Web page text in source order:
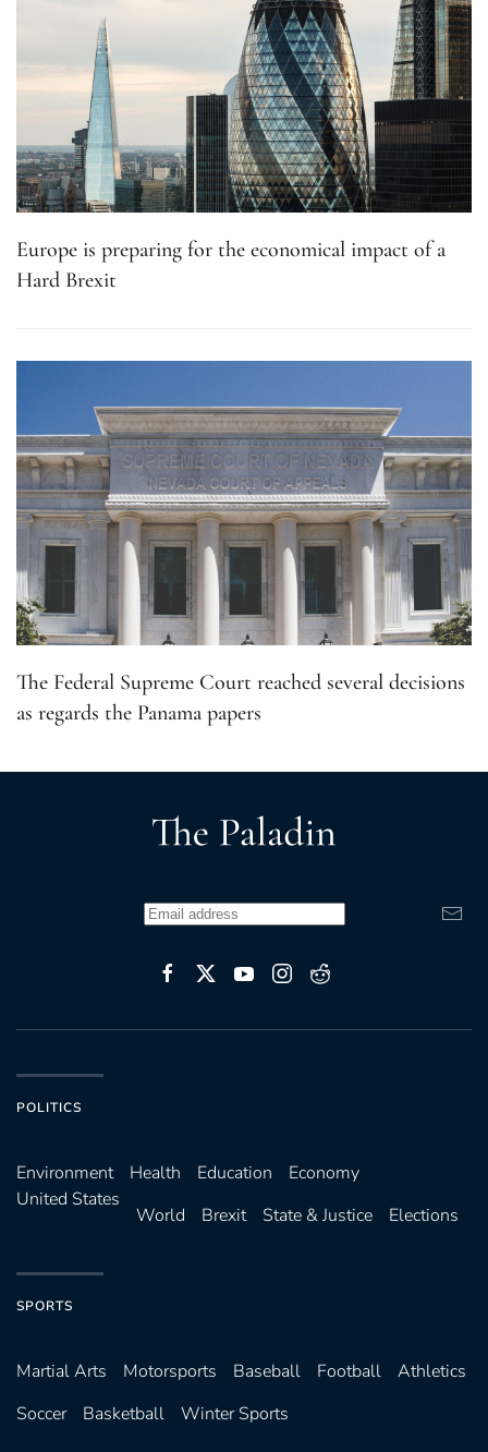
Europe is preparing for the economical impact of a
Hard Brexit
The Federal Supreme Court reached several decisions
as regards the Panama papers
POLITICS
Environ­ment Health Education
Economy
United States
World Brexit State & Justice Elections
SPORTS
Martial Arts Motorsports Baseball Football
Athletics
Soccer
Basketball Winter Sports